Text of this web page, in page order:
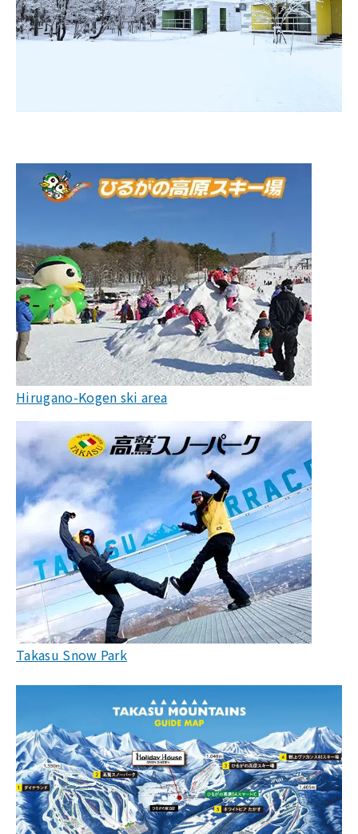
Hirugano-Kogen ski area
Takasu Snow Park